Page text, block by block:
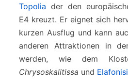
Topolia der den
E4 kreuzt. Er eignet sich
kurzen Ausflug und kann
anderen Attraktionen in
werden, wie dem
Chrysoskalitissa und Elafonisi